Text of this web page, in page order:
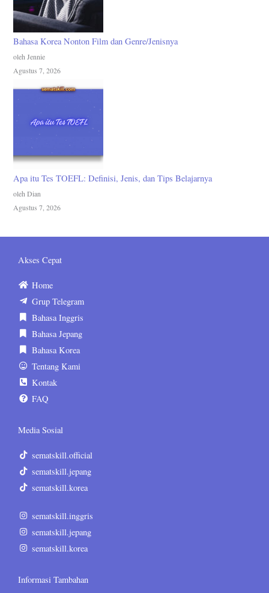
Bahasa Korea Nonton Film dan Genre/Jenisnya
oleh Jennie
Agustus 7, 2026
Apa itu Tes TOEFL: Definisi, Jenis, dan Tips Belajarnya
oleh Dian
Agustus 7, 2026
Akses Cepat
Home
Grup Telegram
Bahasa Inggris
Bahasa Jepang
Bahasa Korea
Tentang Kami
Kontak
FAQ
Media Sosial
sematskill.official
sematskill.jepang
sematskill.korea
sematskill.inggris
sematskill.jepang
sematskill.korea
Informasi Tambahan